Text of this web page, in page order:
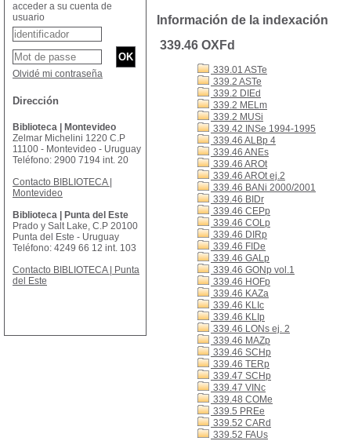
Información de la indexación
339.46 OXFd
339.01 ASTe
339.2 ASTe
339.2 DIEd
339.2 MELm
339.2 MUSi
339.42 INSe 1994-1995
339.46 ALBp 4
339.46 ANEs
339.46 AROt
339.46 AROt ej.2
339.46 BANi 2000/2001
339.46 BIDr
339.46 CEPp
339.46 COLp
339.46 DIRp
339.46 FIDe
339.46 GALp
339.46 GONp vol.1
339.46 HOFp
339.46 KAZa
339.46 KLIc
339.46 KLIp
339.46 LONs ej. 2
339.46 MAZp
339.46 SCHp
339.46 TERp
339.47 SCHp
339.47 VINc
339.48 COMe
339.5 PREe
339.52 CARd
339.52 FAUs
acceder a su cuenta de
usuario
Olvidé mi contraseña
Dirección
Biblioteca | Montevideo
Zelmar Michelini 1220 C.P
11100 - Montevideo - Uruguay
Teléfono: 2900 7194 int. 20
Contacto BIBLIOTECA |
Montevideo
Biblioteca | Punta del Este
Prado y Salt Lake, C.P 20100
Punta del Este - Uruguay
Teléfono: 4249 66 12 int. 103
Contacto BIBLIOTECA | Punta
del Este